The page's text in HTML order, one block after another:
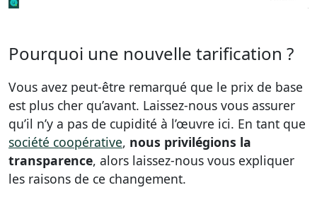
Pourquoi une nouvelle tarification ?
Vous avez peut-être remarqué que le prix de base
est plus cher qu’avant. Laissez-nous vous assurer
qu’il n’y a pas de cupidité à l’œuvre ici. En tant que
société coopérative, nous privilégions la
transparence, alors laissez-nous vous expliquer
les raisons de ce changement.